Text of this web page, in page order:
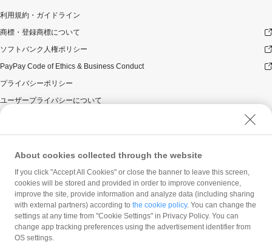
利用規約・ガイドライン
商標・登録商標について
ソフトバンク人権ポリシー
PayPay Code of Ethics & Business Conduct
プライバシーポリシー
ユーザープライバシーについて
ウェブサイト利用規約
反社会的勢力に対する方針
勧誘方針
マネロン等基本方針
カスタマーハラスメントに関する当社の考え方
About cookies collected through the website
If you click "Accept All Cookies" or close the banner to leave this screen,
cookies will be stored and provided in order to improve convenience,
improve the site, provide information and analyze data (including sharing
with external partners) according to the cookie policy. You can change the
settings at any time from "Cookie Settings" in Privacy Policy. You can
change app tracking preferences using the advertisement identifier from
OS settings.